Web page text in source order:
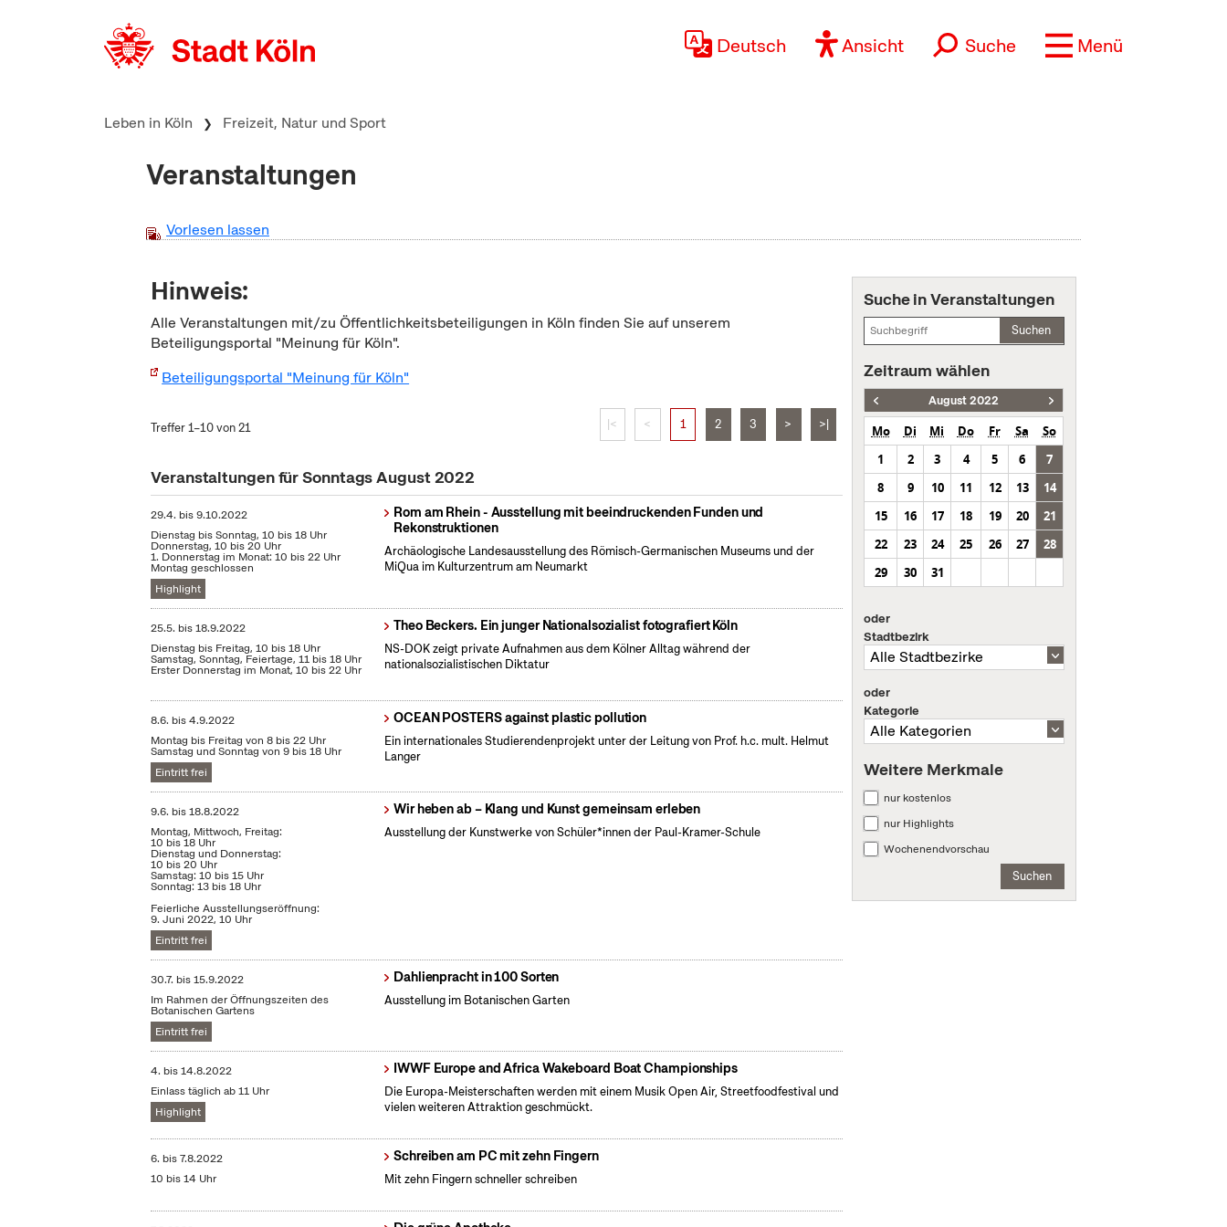
Deutsch Ansicht Suche Menü
Leben in Köln Freizeit, Natur und Sport
Veranstaltungen
Vorlesen lassen
Hinweis:
Alle Veranstaltungen mit/zu Öffentlichkeitsbeteiligungen in Köln finden Sie auf unserem
Beteiligungsportal "Meinung für Köln".
Beteiligungsportal "Meinung für Köln"
Treffer 1–10 von 21 |< < 1 2 3 > >|
Veranstaltungen für Sonntags August 2022
29.4. bis9.10.2022
Dienstag bis Sonntag, 10 bis 18 Uhr
Donnerstag, 10 bis 20 Uhr
1. Donnerstag im Monat: 10 bis 22 Uhr
Montag geschlossen
Highlight
Rom am Rhein - Ausstellung mit beeindruckenden Funden und
Rekonstruktionen
Archäologische Landesausstellung des Römisch-Germanischen Museums und der
MiQua im Kulturzentrum am Neumarkt
25.5. bis18.9.2022
Dienstag bis Freitag, 10 bis 18 Uhr
Samstag, Sonntag, Feiertage, 11 bis 18 Uhr
Erster Donnerstag im Monat, 10 bis 22 Uhr
Theo Beckers. Ein junger Nationalsozialist fotografiert Köln
NS-DOK zeigt private Aufnahmen aus dem Kölner Alltag während der
nationalsozialistischen Diktatur
8.6. bis4.9.2022
Montag bis Freitag von 8 bis 22 Uhr
Samstag und Sonntag von 9 bis 18 Uhr
Eintritt frei
OCEAN POSTERS against plastic pollution
Ein internationales Studierendenprojekt unter der Leitung von Prof. h.c. mult. Helmut
Langer
9.6. bis18.8.2022
Montag, Mittwoch, Freitag:
10 bis 18 Uhr
Dienstag und Donnerstag:
10 bis 20 Uhr
Samstag: 10 bis 15 Uhr
Sonntag: 13 bis 18 Uhr
Feierliche Ausstellungseröffnung:
9. Juni 2022, 10 Uhr
Eintritt frei
Wir heben ab – Klang und Kunst gemeinsam erleben
Ausstellung der Kunstwerke von Schüler*innen der Paul-Kramer-Schule
30.7. bis15.9.2022
Im Rahmen der Öffnungszeiten des
Botanischen Gartens
Eintritt frei
Dahlienpracht in 100 Sorten
Ausstellung im Botanischen Garten
4. bis14.8.2022
Einlass täglich ab 11 Uhr
Highlight
IWWF Europe and Africa Wakeboard Boat Championships
Die Europa-Meisterschaften werden mit einem Musik Open Air, Streetfoodfestival und
vielen weiteren Attraktion geschmückt.
6. bis7.8.2022
10 bis 14 Uhr
Schreiben am PC mit zehn Fingern
Mit zehn Fingern schneller schreiben
Suche in Veranstaltungen
Suchen
Zeitraum wählen
August 2022
Mo Di Mi Do Fr Sa
So
1
2 3 4 5 6
7
8
9 10 11 12 13
14
15
16 17 18 19 20
21
22
23 24 25 26 27
28
29
30 31
oder
Stadtbezirk
oder
Kategorie
Weitere Merkmale
nur kostenlos
nur Highlights
Wochenendvorschau
Suchen